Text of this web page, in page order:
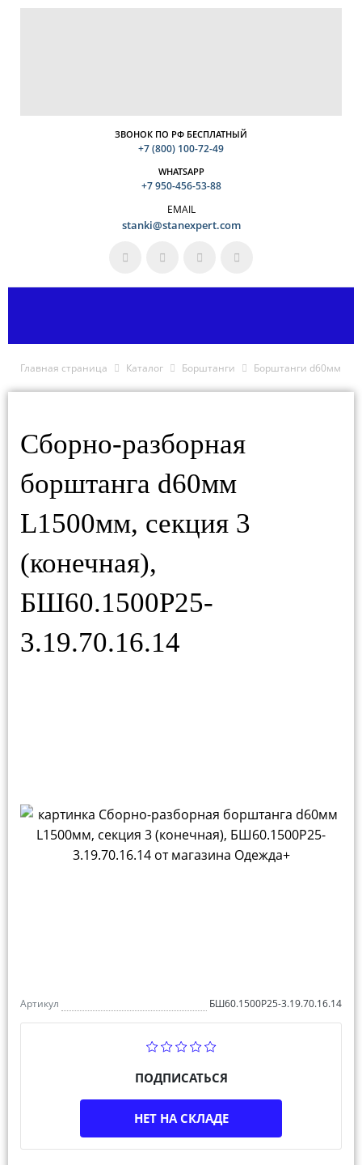
ЗВОНОК ПО РФ БЕСПЛАТНЫЙ
+7 (800) 100-72-49
WHATSAPP
+7 950-456-53-88
EMAIL
stanki@stanexpert.com
Главная страница Каталог Борштанги Борштанги d60мм
Сборно-разборная
борштанга d60мм
L1500мм, секция 3
(конечная),
БШ60.1500Р25-
3.19.70.16.14
Артикул БШ60.1500Р25-3.19.70.16.14
ПОДПИСАТЬСЯ
НЕТ НА СКЛАДЕ